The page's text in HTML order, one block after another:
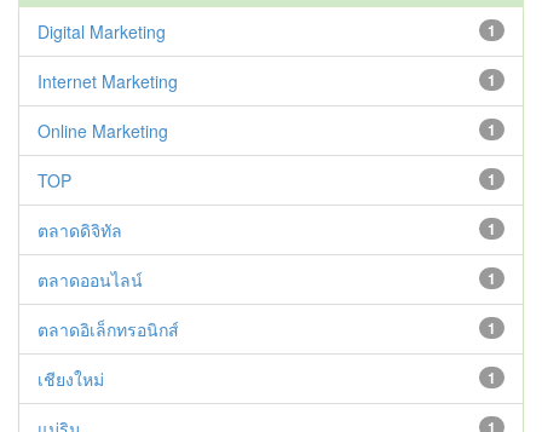
1
Digital Marketing
1
Internet Marketing
1
Online Marketing
1
TOP
1
ตลาดดิจิทัล
1
ตลาดออนไลน์
1
ตลาดอิเล็กทรอนิกส์
1
เชียงใหม่
1